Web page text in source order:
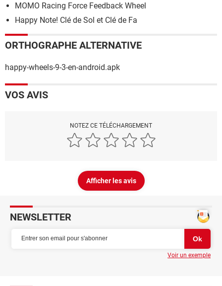
MOMO Racing Force Feedback Wheel
Happy Note! Clé de Sol et Clé de Fa
ORTHOGRAPHE ALTERNATIVE
happy-wheels-9-3-en-android.apk
VOS AVIS
NOTEZ CE TÉLÉCHARGEMENT
Afficher les avis
NEWSLETTER
Voir un exemple